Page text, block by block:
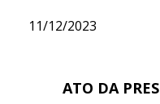
11/12/2023
ATO DA